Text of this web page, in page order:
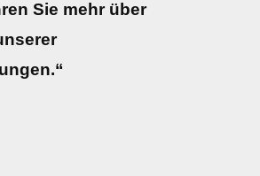
Sie mehr über